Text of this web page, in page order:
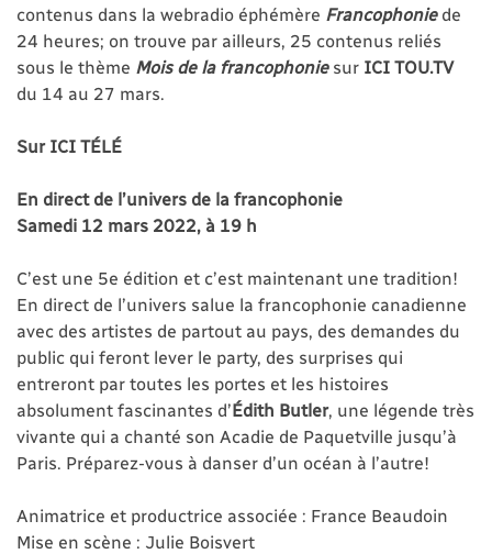
contenus dans la webradio éphémère Francophoniede
24 heures; on trouve par ailleurs, 25 contenus reliés
sous le thème Mois de la francophoniesur ICI TOU.TV
du 14 au 27 mars.
Sur ICI TÉLÉ
En direct de l’univers de la francophonie
Samedi 12 mars 2022, à 19 h
C’est une 5e édition et c’est maintenant une tradition!
En direct de l’univers salue la francophonie canadienne
avec des artistes de partout au pays, des demandes du
public qui feront lever le party, des surprises qui
entreront par toutes les portes et les histoires
absolument fascinantes d’Édith Butler, une légende très
vivante qui a chanté son Acadie de Paquetville jusqu’à
Paris. Préparez-vous à danser d’un océan à l’autre!
Animatrice et productrice associée : France Beaudoin
Mise en scène : Julie Boisvert